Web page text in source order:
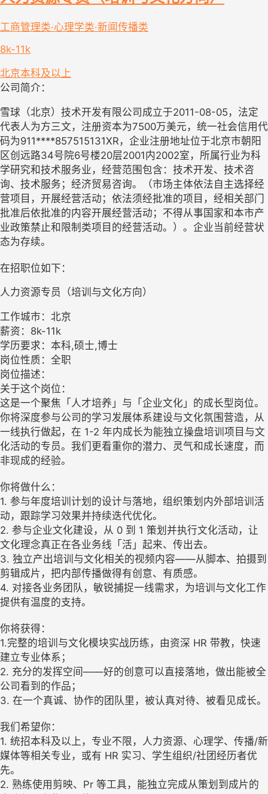
工商管理类·心理学类·新闻传播类
8k-11k
北京本科及以上
公司简介：
雪球（北京）技术开发有限公司成立于2011-08-05，法定
代表人为方三文，注册资本为7500万美元，统一社会信用代
码为911****857515131XR，企业注册地址位于北京市朝阳
区创远路34号院6号楼20层2001内2002室，所属行业为科
学研究和技术服务业，经营范围包含：技术开发、技术咨
询、技术服务；经济贸易咨询。（市场主体依法自主选择经
营项目，开展经营活动；依法须经批准的项目，经相关部门
批准后依批准的内容开展经营活动；不得从事国家和本市产
业政策禁止和限制类项目的经营活动。）。企业当前经营状
态为存续。
在招职位如下：
人力资源专员（培训与文化方向）
工作城市：北京
薪资：8k-11k
学历要求：本科,硕士,博士
岗位性质：全职
岗位描述：
关于这个岗位：
这是一个聚焦「人才培养」与「企业文化」的成长型岗位。
你将深度参与公司的学习发展体系建设与文化氛围营造，从
一线执行做起，在 1-2 年内成长为能独立操盘培训项目与文
化活动的专员。我们更看重你的潜力、灵气和成长速度，而
非现成的经验。
你将做什么：
1. 参与年度培训计划的设计与落地，组织策划内外部培训活
动，跟踪学习效果并持续迭代优化。
2. 参与企业文化建设，从 0 到 1 策划并执行文化活动，让
文化理念真正在各业务线「活」起来、传出去。
3. 独立产出培训与文化相关的视频内容——从脚本、拍摄到
剪辑成片，把内部传播做得有创意、有质感。
4. 对接各业务团队，敏锐捕捉一线需求，为培训与文化工作
提供有温度的支持。
你将获得：
1.完整的培训与文化模块实战历练，由资深 HR 带教，快速
建立专业体系；
2. 充分的发挥空间——好的创意可以直接落地，做出能被全
公司看到的作品；
3. 在一个真诚、协作的团队里，被认真对待、被看见成长。
我们希望你：
1. 统招本科及以上，专业不限，人力资源、心理学、传播/新
媒体等相关专业，或有 HR 实习、学生组织/社团经历者优
先。
2. 熟练使用剪映、Pr 等工具，能独立完成从策划到成片的